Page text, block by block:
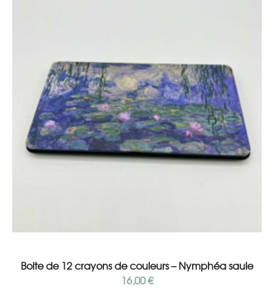
Boite de 12 crayons de couleurs – Nymphéa saule
16,00€